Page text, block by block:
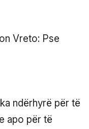
ndërhyrë për të
apo për të